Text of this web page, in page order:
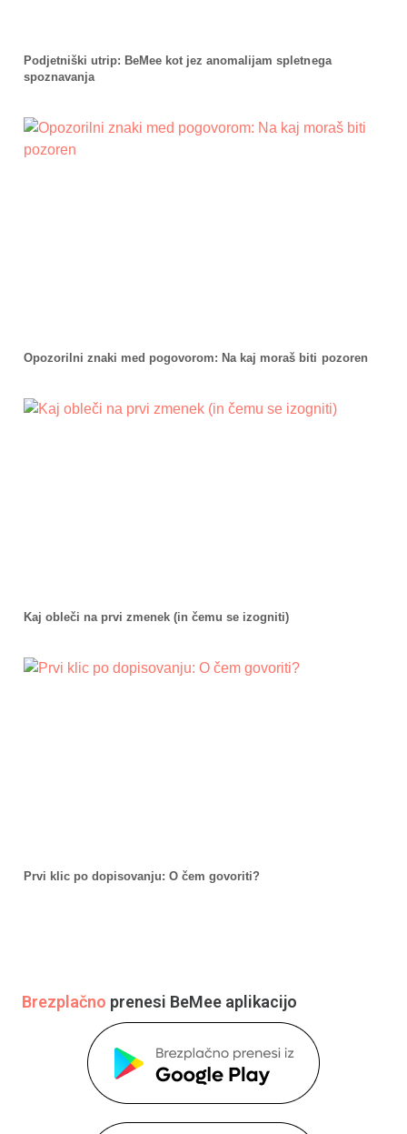
Podjetniški utrip: BeMee kot jez anomalijam spletnega
spoznavanja
Opozorilni znaki med pogovorom: Na kaj moraš biti pozoren
Kaj obleči na prvi zmenek (in čemu se izogniti)
Prvi klic po dopisovanju: O čem govoriti?
Brezplačno prenesi BeMee aplikacijo